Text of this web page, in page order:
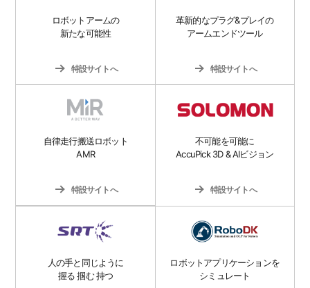
ロボットアームの
新たな可能性
特設サイトへ
革新的なプラグ&プレイの
アームエンドツール
特設サイトへ
自律走行搬送ロボット
AMR
特設サイトへ
不可能を可能に
AccuPick 3D & AIビジョン
特設サイトへ
人の手と同じように
握る 掴む 持つ
ロボットアプリケーションを
シミュレート